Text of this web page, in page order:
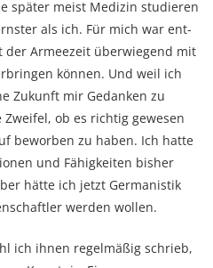
später meist Medizin studie­ren
als ich. Für mich war ent­
der Armeezeit überwiegend mit
kön­nen. Und weil ich
Zukunft mir Gedanken zu
ob es richtig gewesen
beworben zu haben. Ich hatte
und Fähigkeiten bisher
hätte ich jetzt Germa­nistik
werden wollen.
ich ihnen regelmäßig schrieb,